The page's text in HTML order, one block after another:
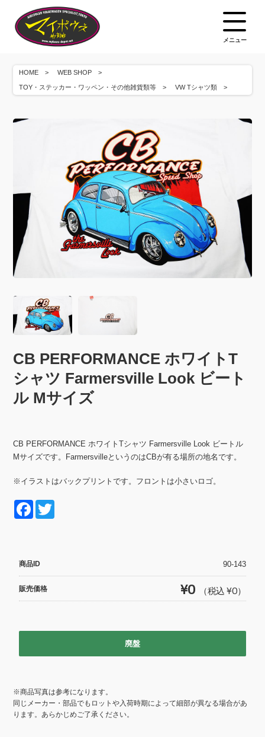
メニュー
HOME WEB SHOP
TOY・ステッカー・ワッペン・その他雑貨類等 VW Tシャツ類
CB PERFORMANCE ホワイトT
シャツ Farmersville Look ビート
ル Mサイズ
CB PERFORMANCE ホワイトTシャツ Farmersville Look ビートル
Mサイズです。FarmersvilleというのはCBが有る場所の地名です。
※イラストはバックプリントです。フロントは小さいロゴ。
F
e
b
o
商品ID 90-143
販売価格 ¥0 （税込 ¥0）
廃盤
※商品写真は参考になります。
同じメーカー・部品でもロットや入荷時期によって細部が異なる場合があ
ります。あらかじめご了承ください。